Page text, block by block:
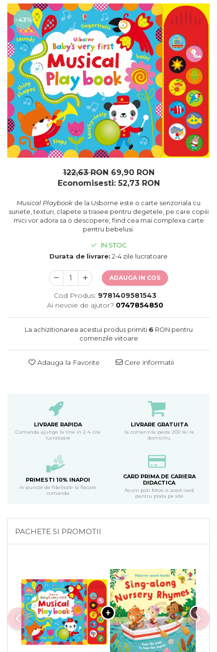
Biblia pentru copii
Carti cu magneti
Carti fold-out
Carti slot-together
Dictionare
Enciclopedii
Ghid ingrijire animale
Programare
Cuvinte incrucisate
Retete de prajituri (baking
books)
Istorie
Mijloace de transport
Numere, litere, forme, culori
Pasari
Paște
Poppy si Sam
Printese, zane si papusi
Religios
Scoala
Spatiu
Vietuitoare marine, mari,
oceane
-43%
122,63 RON 69,90 RON
Economisesti:52,73 RON
Musical Playbook de la Usborne este o carte senzoriala cu
sunete, texturi, clapete si trasee pentru degetele, pe care copiii
mici vor adora sa o descopere, fiind cea mai complexa carte
pentru bebelusi.
IN STOC
Durata de livrare: 2-4 zile lucratoare
ADAUGA IN COS
Cod Produs: 9781409581543
Ai nevoie de ajutor? 0747854850
La achizitionarea acestui produs primiti 6 RON pentru
comenzile viitoare
Adauga la Favorite Cere informatii
LIVRARE RAPIDA
Comanda ajunge la tine in 2-4 zile
lucratoare
LIVRARE GRATUITA
la comenzile peste 200 lei la
domiciliu
PRIMESTI 10% INAPOI
in puncte de fidelitate la fiecare
comanda
CARD PRIMA DE CARIERA
DIDACTICA
Acum poti folosi si acest card
pentru plata pe site
PACHETE SI PROMOTII